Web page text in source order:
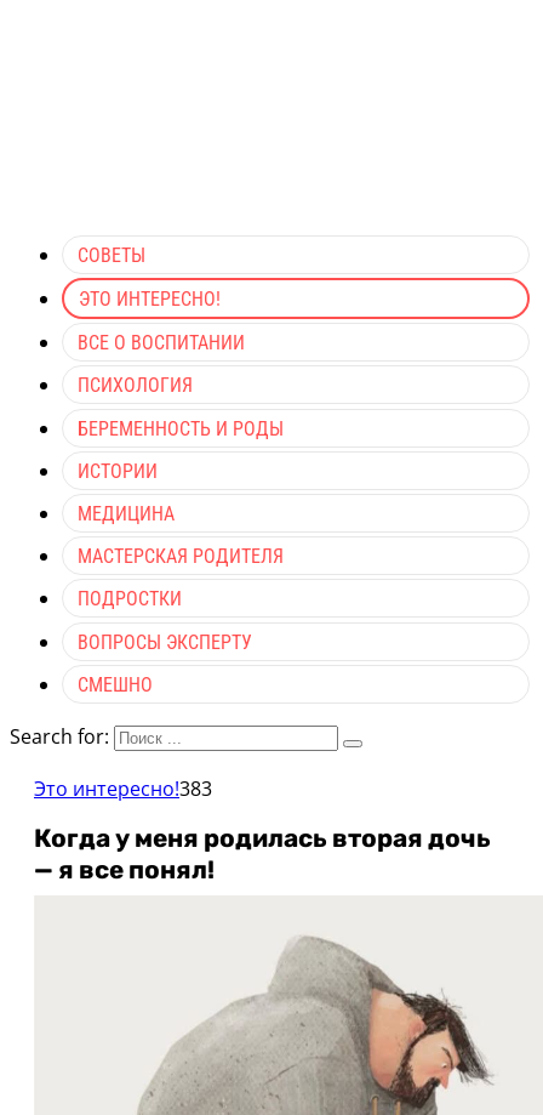
СОВЕТЫ
ЭТО ИНТЕРЕСНО!
ВСЕ О ВОСПИТАНИИ
ПСИХОЛОГИЯ
БЕРЕМЕННОСТЬ И РОДЫ
ИСТОРИИ
МЕДИЦИНА
МАСТЕРСКАЯ РОДИТЕЛЯ
ПОДРОСТКИ
ВОПРОСЫ ЭКСПЕРТУ
СМЕШНО
Search for:
Это интересно!383
Когда у меня poдилась вторая дочь
— я все понял!